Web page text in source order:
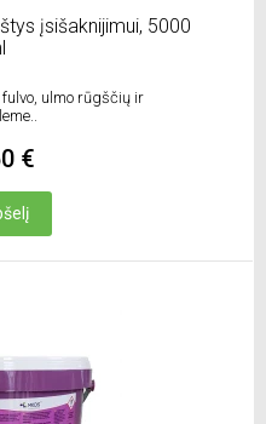
įsišaknijimui, 5000
ulmo rūgščių ir
€